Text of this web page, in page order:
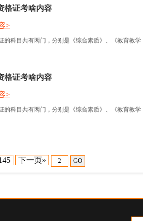
格证考啥内容
的科目共有两门，分别是《综合素质》、《教育教学
>
格证考啥内容
的科目共有两门，分别是《综合素质》、《教育教学
>
下一页» GO